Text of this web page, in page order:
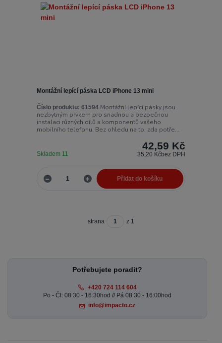
Montážní lepící páska LCD iPhone 13 mini
Číslo produktu: 61594Montážní lepící pásky jsou
nezbytným prvkem pro snadnou a bezpečnou
instalaci různých dílů a komponentů vašeho
mobilního telefonu. Bez ohledu na to, zda potře...
42,59 Kč
35,20 Kčbez DPH
Skladem 11
Přidat do košíku
strana z 1
Potřebujete poradit?
+420 724 114 604
Po - Čt: 08:30 - 16:30hod // Pá 08:30 - 16:00hod
info@impacto.cz